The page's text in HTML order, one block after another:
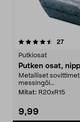
27
Putkiosat
Putken osat,
Metalliset
messingöi...
Mitat: R20xR15
9,99
4.5 viidestä